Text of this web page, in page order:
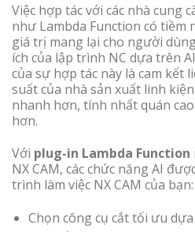
Việc hợp tác với các nhà cung
như Lambda Function có tiềm
giá trị mang lại cho người
ích của lập trình NC dựa trên
của sự hợp tác này là cam kết
suất của nhà sản xuất linh
nhanh hơn, tính nhất quán
hơn.
Với plug-in Lambda Function
NX CAM, các chức năng AI
trình làm việc NX CAM của bạn:
Chọn công cụ cắt tối ưu